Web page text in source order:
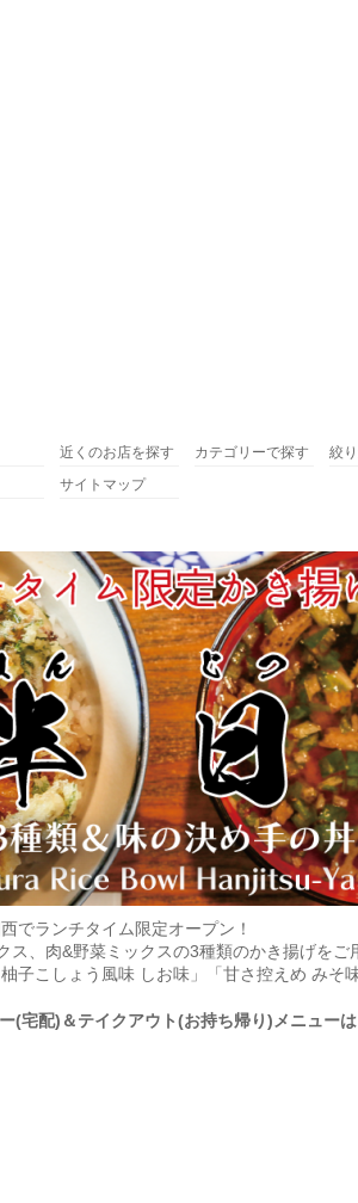
近くのお店を探す カテゴリーで探す 絞
サイトマップ
でランチタイム限定オープン！
、肉&野菜ミックスの3種類のかき揚げを
子こしょう風味 しお味」「甘さ控えめ みそ
(宅配)＆テイクアウト(お持ち帰り)メニュー